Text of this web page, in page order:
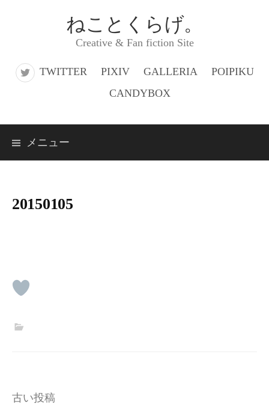
ス
ねことくらげ。
Creative & Fan fiction Site
TWITTER PIXIV GALLERIA
POIPIKU
CANDYBOX
メニュー
20150105
投
古い投稿